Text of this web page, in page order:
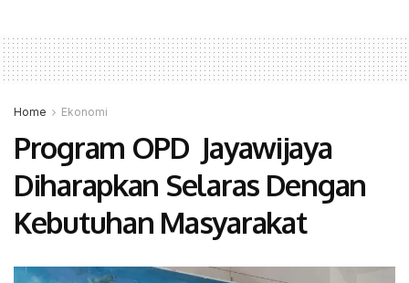
Home Ekonomi
Program OPD Jayawijaya
Diharapkan Selaras Dengan
Kebutuhan Masyarakat